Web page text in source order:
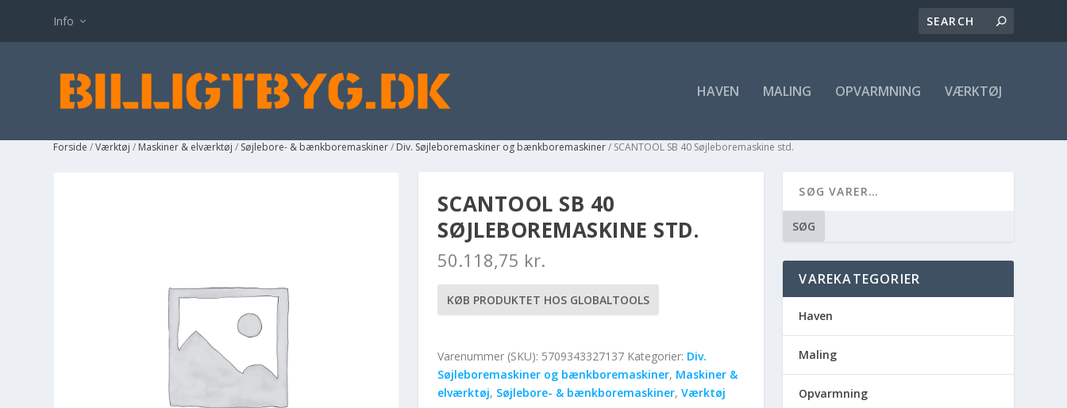
Info
HAVEN MALING OPVARMNING VÆRKTØJ
Forside /Værktøj / Maskiner & elværktøj / Søjlebore- & bænkboremaskiner/ Div. Søjleboremaskiner og bænkboremaskiner/ SCANTOOL SB 40 Søjleboremaskine std.
SCANTOOL SB 40
SØJLEBOREMASKINE STD.
50.118,75 kr.
KØB PRODUKTET HOS GLOBALTOOLS
Varenummer (SKU): 5709343327137 Kategorier: Div.
Søjleboremaskiner og bænkboremaskiner, Maskiner &
elværktøj, Søjlebore- & bænkboremaskiner, Værktøj
SØG
VAREKATEGORIER
Haven
Maling
Opvarmning